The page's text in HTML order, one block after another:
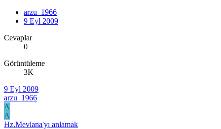
arzu_1966
9 Eyl 2009
Cevaplar
0
Görüntüleme
3K
9 Eyl 2009
arzu_1966
A
A
Hz.Mevlana'yı anlamak